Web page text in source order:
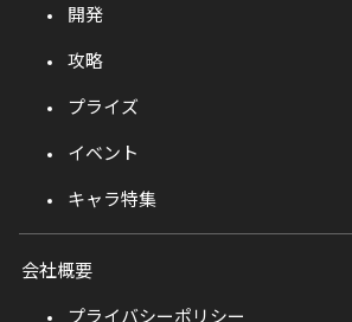
開発
攻略
プライズ
イベント
キャラ特集
会社概要
プライバシーポリシー